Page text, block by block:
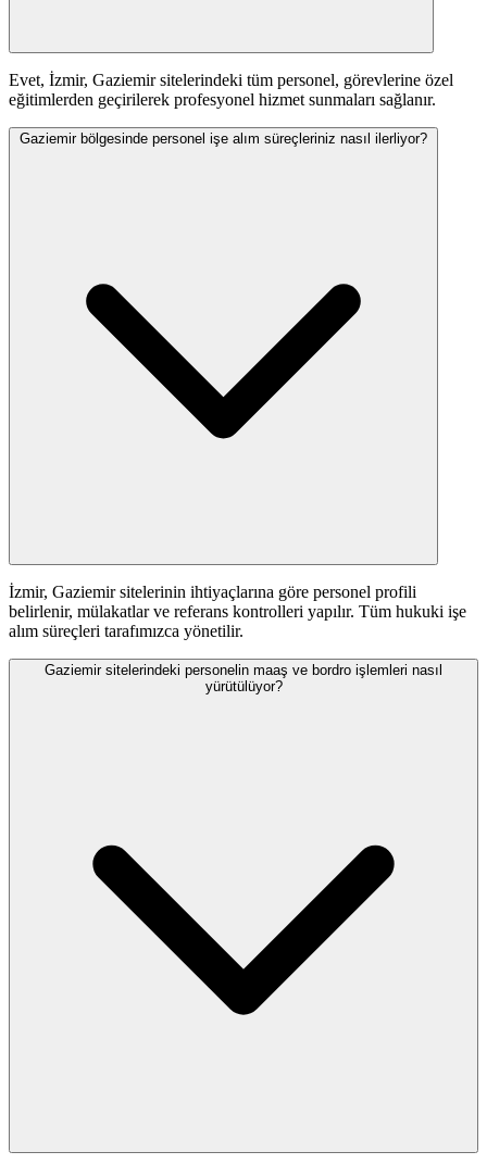
Evet, İzmir, Gaziemir sitelerindeki tüm personel, görevlerine özel
eğitimlerden geçirilerek profesyonel hizmet sunmaları sağlanır.
Gaziemir bölgesinde personel işe alım süreçleriniz nasıl ilerliyor?
İzmir, Gaziemir sitelerinin ihtiyaçlarına göre personel profili
belirlenir, mülakatlar ve referans kontrolleri yapılır. Tüm hukuki işe
alım süreçleri tarafımızca yönetilir.
Gaziemir sitelerindeki personelin maaş ve bordro işlemleri nasıl
yürütülüyor?